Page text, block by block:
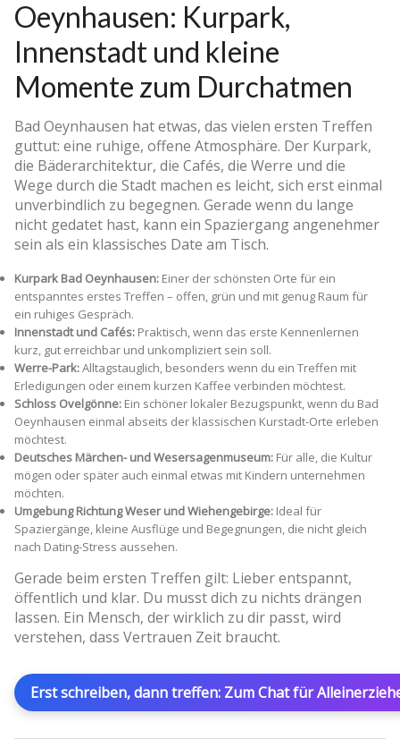
Oeynhausen: Kurpark,
Innenstadt und kleine
Momente zum Durchatmen
Bad Oeynhausen hat etwas, das vielen ersten Treffen
guttut: eine ruhige, offene Atmosphäre. Der Kurpark,
die Bäderarchitektur, die Cafés, die Werre und die
Wege durch die Stadt machen es leicht, sich erst einmal
unverbindlich zu begegnen. Gerade wenn du lange
nicht gedatet hast, kann ein Spaziergang angenehmer
sein als ein klassisches Date am Tisch.
Kurpark Bad Oeynhausen: Einer der schönsten Orte für ein
entspanntes erstes Treffen – offen, grün und mit genug Raum für
ein ruhiges Gespräch.
Innenstadt und Cafés: Praktisch, wenn das erste Kennenlernen
kurz, gut erreichbar und unkompliziert sein soll.
Werre-Park:Alltagstauglich, besonders wenn du ein Treffen mit
Erledigungen oder einem kurzen Kaffee verbinden möchtest.
Schloss Ovelgönne: Ein schöner lokaler Bezugspunkt, wenn du Bad
Oeynhausen einmal abseits der klassischen Kurstadt-Orte erleben
möchtest.
Deutsches Märchen- und Wesersagenmuseum: Für alle, die Kultur
mögen oder später auch einmal etwas mit Kindern unternehmen
möchten.
Umgebung Richtung Weser und Wiehengebirge: Ideal für
Spaziergänge, kleine Ausflüge und Begegnungen, die nicht gleich
nach Dating-Stress aussehen.
Gerade beim ersten Treffen gilt: Lieber entspannt,
öffentlich und klar. Du musst dich zu nichts drängen
lassen. Ein Mensch, der wirklich zu dir passt, wird
verstehen, dass Vertrauen Zeit braucht.
Erst schreiben, dann treffen: Zum Chat für